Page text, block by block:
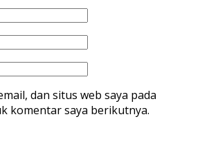
dan situs web saya pada
komentar saya berikutnya.